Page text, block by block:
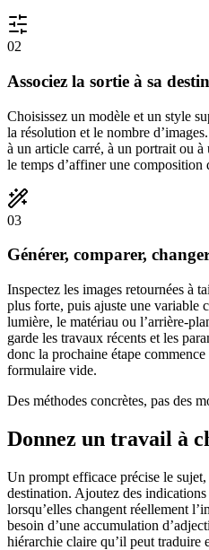
02
Associez la sortie à sa
Choisissez un modèle et un style
la résolution et le nombre
à un article carré, à un portrait ou
le temps d’affiner une composition
03
Générer, comparer,
Inspectez les images retournées à
plus forte, puis ajuste une variable
lumière, le matériau ou l’arrière-
garde les travaux récents et les
donc la prochaine étape
formulaire vide.
Des méthodes concrètes, pas des
Donnez un travail à
Un prompt efficace précise le
destination. Ajoutez des
lorsqu’elles changent réellement
besoin d’une accumulation
hiérarchie claire qu’il peut traduire